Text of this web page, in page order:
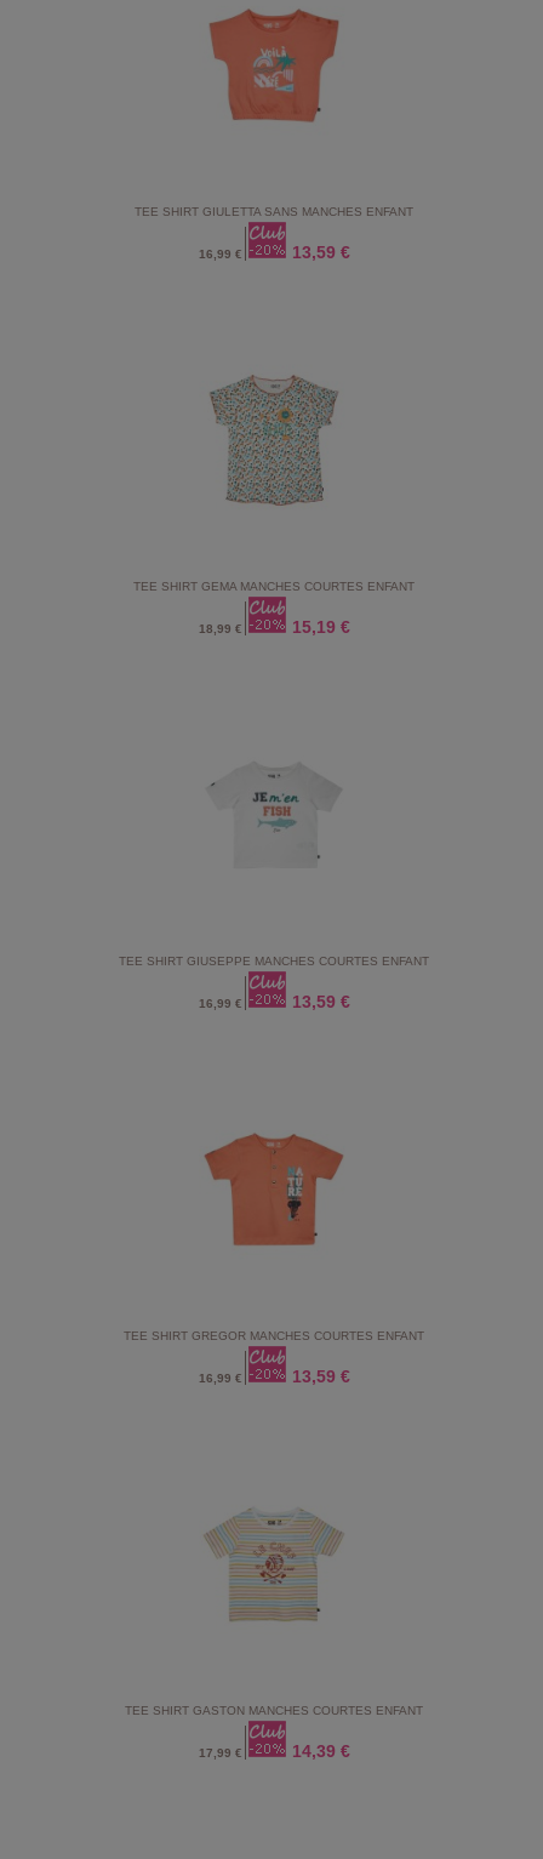
TEE SHIRT GIULETTA SANS MANCHES ENFANT
16,99 € 13,59 €
TEE SHIRT GEMA MANCHES COURTES ENFANT
18,99 € 15,19 €
TEE SHIRT GIUSEPPE MANCHES COURTES ENFANT
16,99 € 13,59 €
TEE SHIRT GREGOR MANCHES COURTES ENFANT
16,99 € 13,59 €
TEE SHIRT GASTON MANCHES COURTES ENFANT
17,99 € 14,39 €